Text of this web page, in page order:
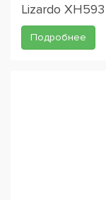
Lizardo
Подробнее